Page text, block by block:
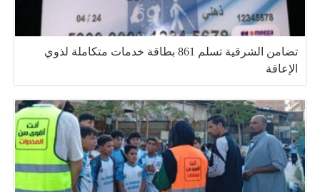
تضامن الشرقية تسلم 861 بطاقة خدمات متكاملة لذوي
الإعاقة